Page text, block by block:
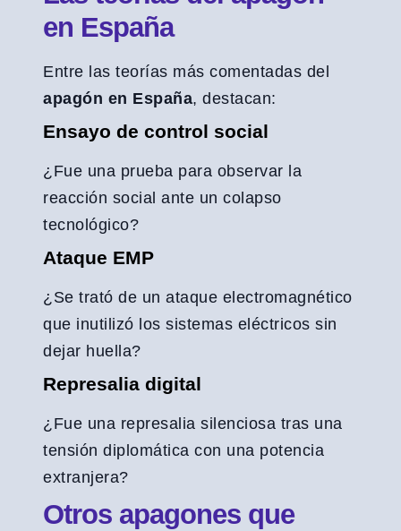
en España
Entre las teorías más comentadas del
apagón en España, destacan:
Ensayo de control social
¿Fue una prueba para observar la
reacción social ante un colapso
tecnológico?
Ataque EMP
¿Se trató de un ataque electromagnético
que inutilizó los sistemas eléctricos sin
dejar huella?
Represalia digital
¿Fue una represalia silenciosa tras una
tensión diplomática con una potencia
extranjera?
Otros apagones que